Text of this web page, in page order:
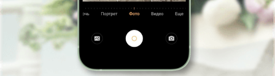
возможной скидкой и гарантиями за 2 часа!
Наши постоянные клиенты